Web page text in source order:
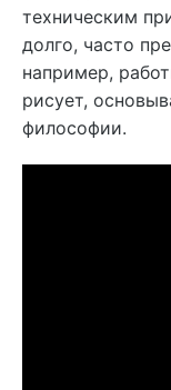
техническим
долго, часто
например,
рисует,
философии.